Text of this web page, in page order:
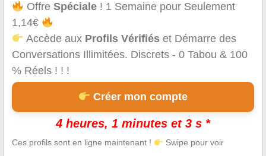
OffreSpéciale ! 1 Semaine pour Seulement
1,14€
Accède aux Profils Vérifiés et Démarre des
Conversations Illimitées. Discrets - 0 Tabou & 100
% Réels ! ! !
Créer mon compte
4 heures, 1 minutes et 3 s *
Ces profils sont en ligne maintenant ! Swipe pour voir